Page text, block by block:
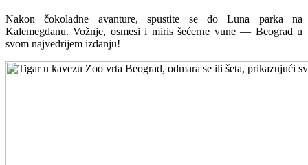
Nakon čokoladne avanture, spustite se do Luna parka na
Kalemegdanu. Vožnje, osmesi i miris šećerne vune — Beograd u
svom najvedrijem izdanju!